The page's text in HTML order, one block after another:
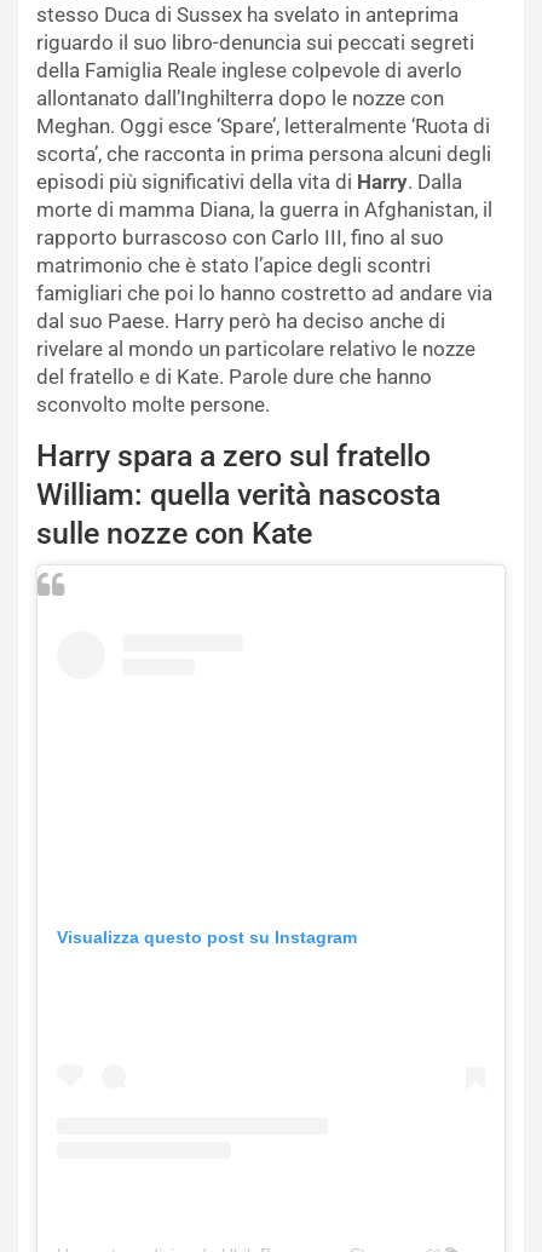
stesso Duca di Sussex ha svelato in anteprima
riguardo il suo libro-denuncia sui peccati segreti
della Famiglia Reale inglese colpevole di averlo
allontanato dall’Inghilterra dopo le nozze con
Meghan. Oggi esce ‘Spare’, letteralmente ‘Ruota di
scorta’, che racconta in prima persona alcuni degli
episodi più significativi della vita di Harry. Dalla
morte di mamma Diana, la guerra in Afghanistan, il
rapporto burrascoso con Carlo III, fino al suo
matrimonio che è stato l’apice degli scontri
famigliari che poi lo hanno costretto ad andare via
dal suo Paese. Harry però ha deciso anche di
rivelare al mondo un particolare relativo le nozze
del fratello e di Kate. Parole dure che hanno
sconvolto molte persone.
Harry spara a zero sul fratello
William: quella verità nascosta
sulle nozze con Kate
Visualizza questo post su Instagram